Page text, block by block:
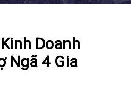
Doanh
Ngã 4 Gia